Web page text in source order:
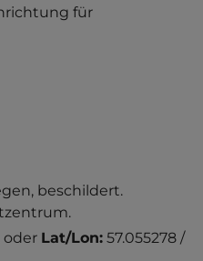
für
beschildert.
oder Lat/Lon: 57.055278 /